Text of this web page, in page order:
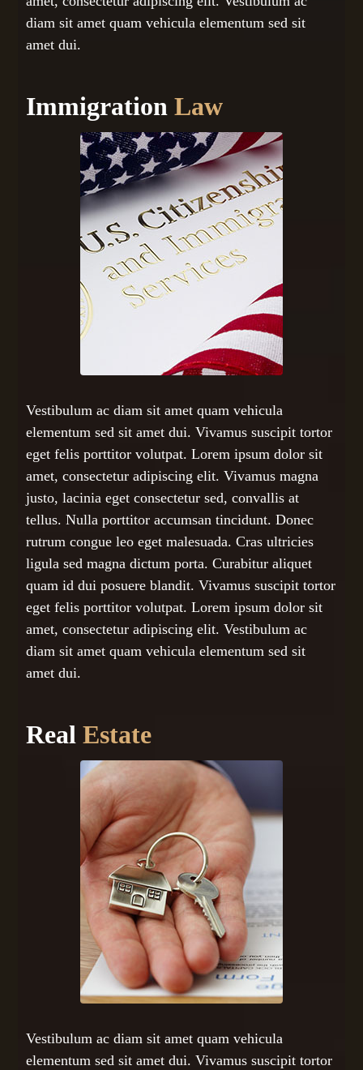
RealEstate
Vestibulum ac diam sit amet quam vehicula
elementum sed sit amet dui. Vivamus suscipit tortor
ImmigrationLaw
Vestibulum ac diam sit amet quam vehicula
elementum sed sit amet dui. Vivamus suscipit tortor
eget felis porttitor volutpat. Lorem ipsum dolor sit
amet, consectetur adipiscing elit. Vivamus magna
justo, lacinia eget consectetur sed, convallis at
tellus. Nulla porttitor accumsan tincidunt. Donec
rutrum congue leo eget malesuada. Cras ultricies
ligula sed magna dictum porta. Curabitur aliquet
quam id dui posuere blandit. Vivamus suscipit tortor
eget felis porttitor volutpat. Lorem ipsum dolor sit
amet, consectetur adipiscing elit. Vestibulum ac
diam sit amet quam vehicula elementum sed sit
amet dui.
diam sit amet quam vehicula elementum sed sit
amet dui.